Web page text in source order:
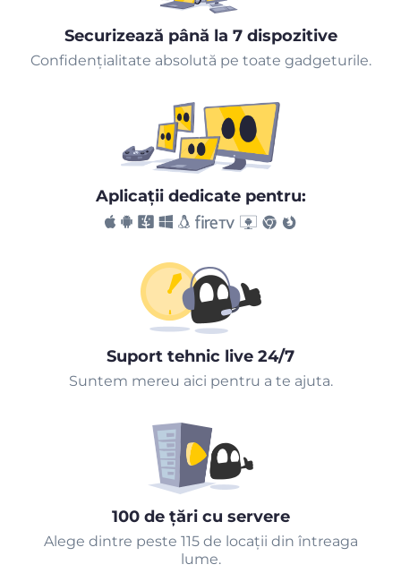
Securizează până la 7 dispozitive
Confidențialitate absolută pe toate gadgeturile.
Aplicaţii dedicate pentru:
Suport tehnic live 24/7
Suntem mereu aici pentru a te ajuta.
100 de țări cu servere
Alege dintre peste 115 de locații din întreaga
lume.